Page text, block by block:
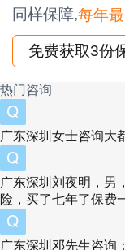
购买） 等等，
明目的车险。
二、20万的车
养一辆20万左
交交强险，没
950元（6座以
接下来就是商
所不同，种类
同样保障,每年
免费获取3份
热门咨询
广东深圳女士咨询大
广东深圳刘夜明，男
险，买了七年了保费
广东深圳邓先生咨询